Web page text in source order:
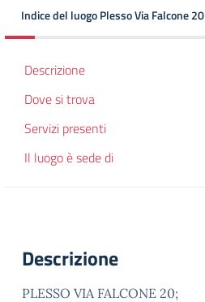
Indice del luogo Plesso Via Falcone 20
Descrizione
Dove si trova
Servizi presenti
Il luogo è sede di
Descrizione
PLESSO VIA FALCONE 20;